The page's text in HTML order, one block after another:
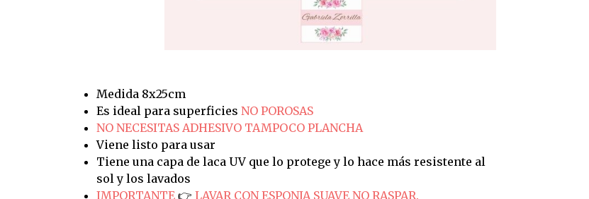
Medida 8x25cm
Es ideal para superficies NO POROSAS
NO NECESITAS ADHESIVO TAMPOCO PLANCHA
Viene listo para usar
Tiene una capa de laca UV que lo protege y lo hace más resistente al
sol y los lavados
IMPORTANTE 👉 LAVAR CON ESPONJA SUAVE NO RASPAR.